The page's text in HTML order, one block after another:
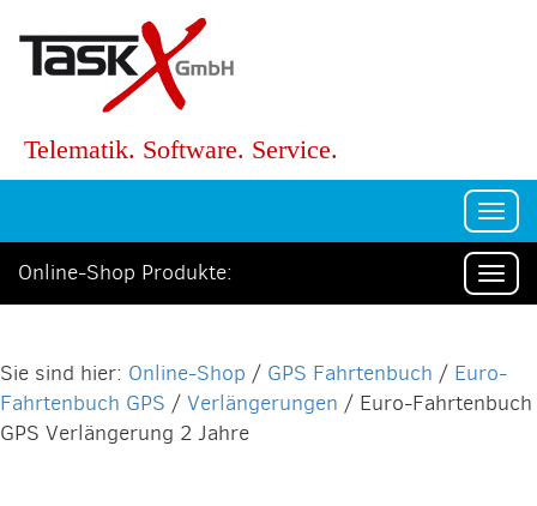
Telematik. Software. Service.
Online-Shop Produkte:
Online-Shop / GPS Fahrtenbuch / Euro-
Fahrtenbuch GPS / Verlängerungen / Euro-Fahrtenbuch
GPS Verlängerung 2 Jahre